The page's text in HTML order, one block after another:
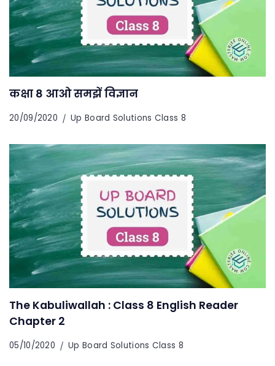
कक्षा 8 आओ समझें विज्ञान
20/09/2020 Up Board Solutions Class 8
The Kabuliwallah : Class 8 English Reader
Chapter 2
05/10/2020 Up Board Solutions Class 8